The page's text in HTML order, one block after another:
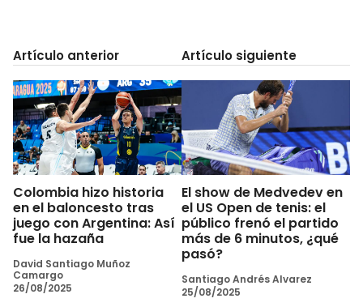
Artículo anterior
Colombia hizo historia
en el baloncesto tras
juego con Argentina: Así
fue la hazaña
David Santiago Muñoz
Camargo
26/08/2025
Artículo siguiente
El show de Medvedev en
el US Open de tenis: el
público frenó el partido
más de 6 minutos, ¿qué
pasó?
Santiago Andrés Alvarez
25/08/2025